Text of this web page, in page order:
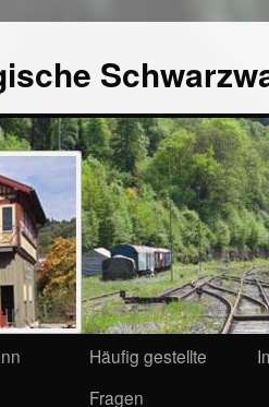
Häufig gestellte
Fragen